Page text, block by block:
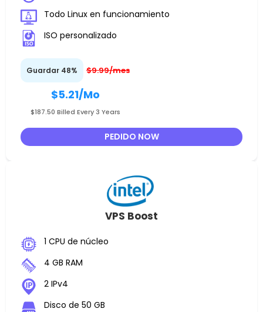
Todo Linux en funcionamiento
ISO personalizado
Guardar 48% $9.99/mes
$5.21/Mo
$187.50 Billed Every 3 Years
PEDIDO NOW
VPS Boost
1 CPU de núcleo
4 GB RAM
2 IPv4
Disco de 50 GB